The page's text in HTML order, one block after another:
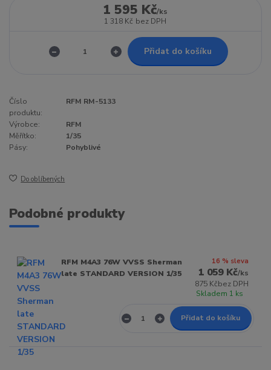
1 595 Kč/ks
1 318 Kč bez DPH
Přidat do košíku
Číslo
produktu:
RFM RM-5133
Výrobce:
RFM
Měřítko:
1/35
Pásy:
Pohyblivé
Do oblíbených
Podobné produkty
RFM M4A3 76W VVSS Sherman
late STANDARD VERSION 1/35
16 % sleva
1 059 Kč/ks
875 Kčbez DPH
Skladem 1 ks
Přidat do košíku